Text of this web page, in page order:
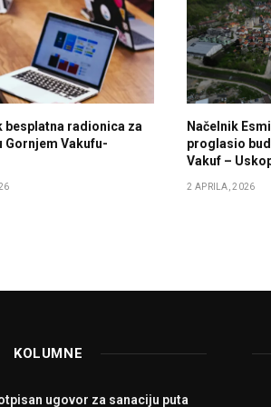
besplatna radionica za
Gornjem Vakufu-
Načelnik
proglasio
Vakuf –
2 APRILA, 2026
KOLUMNE
ugovor za sanaciju puta